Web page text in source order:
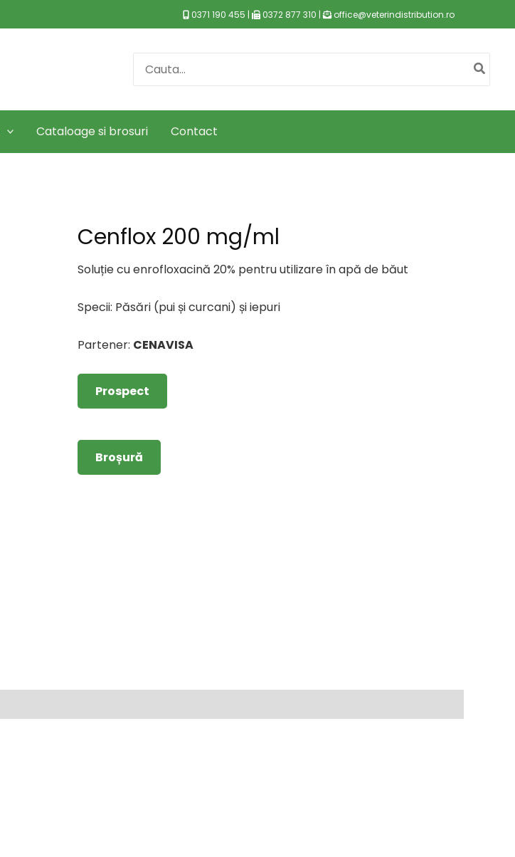
0371 190 455 | 0372 877 310 | office@veterindistribution.ro
Search
Cataloage si brosuri Contact
Cenflox 200 mg/ml
Soluție cu enrofloxacină 20% pentru utilizare în apă de băut
Specii: Păsări (pui și curcani) și iepuri
Partener: CENAVISA
Prospect
Broșură